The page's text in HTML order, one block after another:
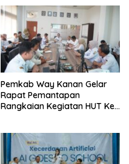
Pemkab Way Kanan Gelar
Rapat Pemantapan
Rangkaian Kegiatan HUT Ke-